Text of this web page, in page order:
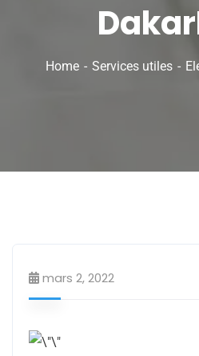
Home Services utiles
mars 2, 2022